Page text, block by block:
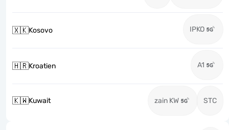
🇽🇰Kosovo IPKO
🇭🇷Kroatien A1
🇰🇼Kuwait zain KW STC